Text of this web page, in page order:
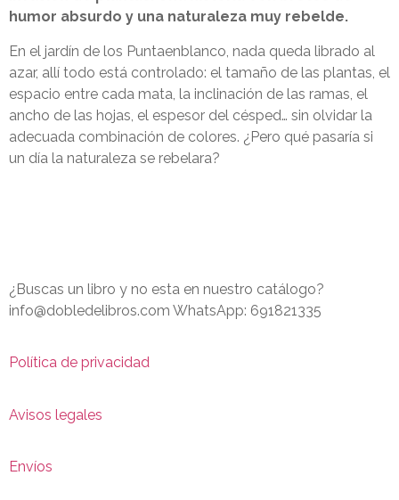
humor absurdo y una naturaleza muy rebelde.
En el jardín de los Puntaenblanco, nada queda librado al
azar, allí todo está controlado: el tamaño de las plantas, el
espacio entre cada mata, la inclinación de las ramas, el
ancho de las hojas, el espesor del césped… sin olvidar la
adecuada combinación de colores. ¿Pero qué pasaría si
un día la naturaleza se rebelara?
¿Buscas un libro y no esta en nuestro catálogo?
info@dobledelibros.com WhatsApp: 691821335
Política de privacidad
Avisos legales
Envíos